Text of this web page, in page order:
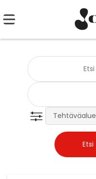
Tehtäväalue